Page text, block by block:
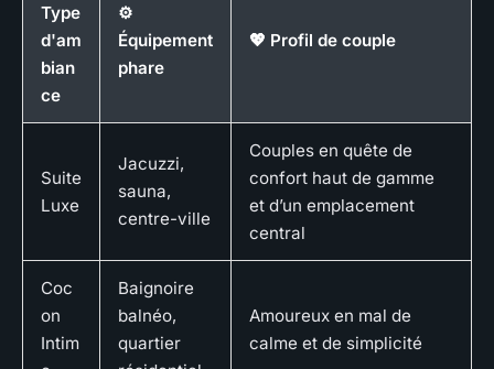
Type
d'am
bian
ce
⚙️
Équipement
phare
💖 Profil de couple
Suite
Luxe
Jacuzzi,
sauna,
centre-ville
Couples en quête de
confort haut de gamme
et d’un emplacement
central
Coc
on
Intim
Baignoire
balnéo,
quartier
Amoureux en mal de
calme et de simplicité